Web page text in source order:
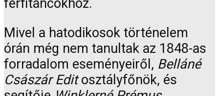
férfitáncokhoz.
Mivel a hatodikosok történelem
órán még nem tanultak az 1848-as
forradalom eseményeiről, Belláné
Császár Editosztályfőnök, és